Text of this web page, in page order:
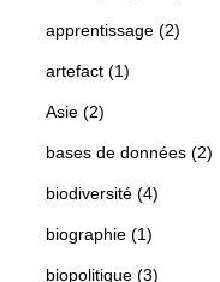
apprentissage (2)
artefact (1)
Asie (2)
bases de données (2)
biodiversité (4)
biographie (1)
biopolitique (3)